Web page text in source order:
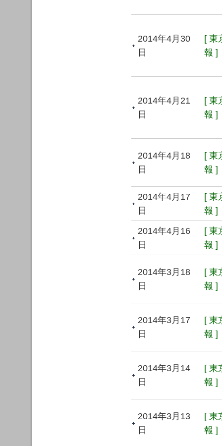
2014年4月30
日
[ 東
報 ]
2014年4月21
日
[ 東
報 ]
2014年4月18
日
[ 東
報 ]
2014年4月17
日
[ 東
報 ]
2014年4月16
日
[ 東
報 ]
2014年3月18
日
[ 東
報 ]
2014年3月17
日
[ 東
報 ]
2014年3月14
日
[ 東
報 ]
2014年3月13
日
[ 東
報 ]